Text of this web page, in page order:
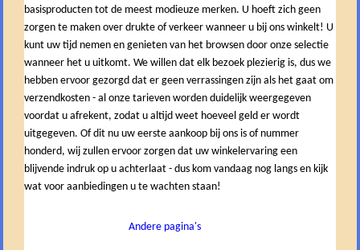
basisproducten tot de meest modieuze merken. U hoeft zich geen
zorgen te maken over drukte of verkeer wanneer u bij ons winkelt! U
kunt uw tijd nemen en genieten van het browsen door onze selectie
wanneer het u uitkomt. We willen dat elk bezoek plezierig is, dus we
hebben ervoor gezorgd dat er geen verrassingen zijn als het gaat om
verzendkosten - al onze tarieven worden duidelijk weergegeven
voordat u afrekent, zodat u altijd weet hoeveel geld er wordt
uitgegeven. Of dit nu uw eerste aankoop bij ons is of nummer
honderd, wij zullen ervoor zorgen dat uw winkelervaring een
blijvende indruk op u achterlaat - dus kom vandaag nog langs en kijk
wat voor aanbiedingen u te wachten staan!
Andere pagina's